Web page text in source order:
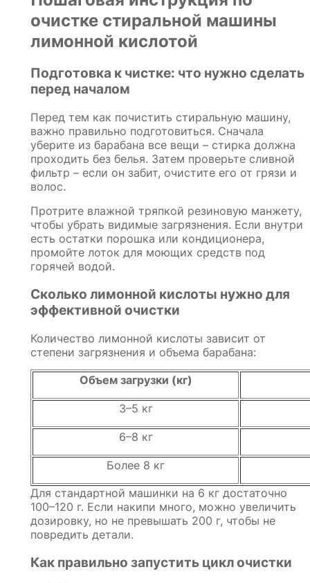
очистке стиральной машины
лимонной кислотой
Подготовка к чистке: что нужно сделать
перед началом
Перед тем как почистить стиральную машину,
важно правильно подготовиться. Сначала
уберите из барабана все вещи – стирка должна
проходить без белья. Затем проверьте сливной
фильтр – если он забит, очистите его от грязи и
волос.
Протрите влажной тряпкой резиновую манжету,
чтобы убрать видимые загрязнения. Если внутри
есть остатки порошка или кондиционера,
промойте лоток для моющих средств под
горячей водой.
Сколько лимонной кислоты нужно для
эффективной очистки
Количество лимонной кислоты зависит от
степени загрязнения и объема барабана:
Объем загрузки (кг)
3–5 кг
6–8 кг
Более 8 кг
Для стандартной машинки на 6 кг достаточно
100–120 г. Если накипи много, можно увеличить
дозировку, но не превышать 200 г, чтобы не
повредить детали.
Как правильно запустить цикл очистки